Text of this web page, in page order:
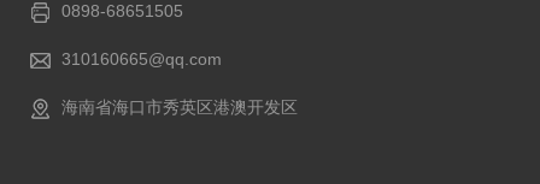
0898-68651505
310160665@qq.com
海南省海口市秀英区港澳开发区